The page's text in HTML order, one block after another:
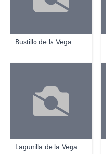
Bustillo de la Vega
Lagunilla de la Vega